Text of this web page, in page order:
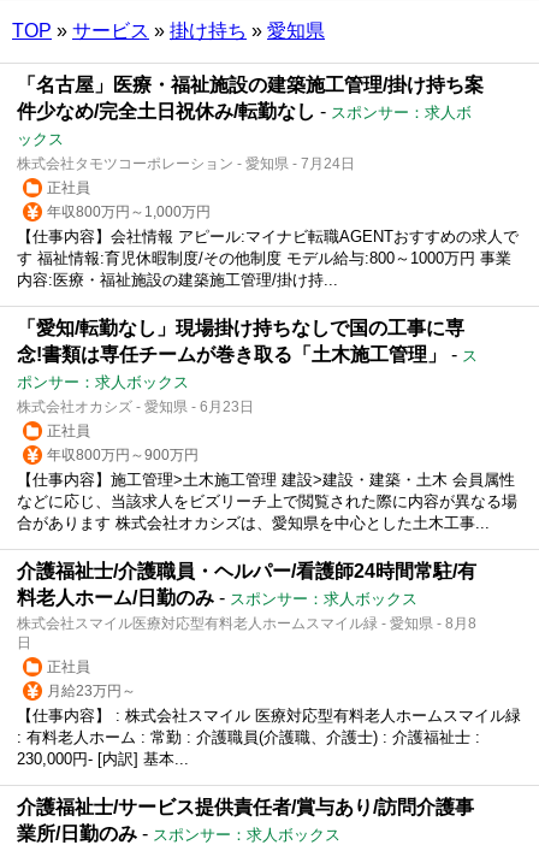
TOP » サービス » 掛け持ち » 愛知県
「名古屋」医療・福祉施設の建築施工管理/掛け持ち案
件少なめ/完全土日祝休み/転勤なし - スポンサー：求人ボ
ックス
株式会社タモツコーポレーション - 愛知県 - 7月24日
正社員
年収800万円～1,000万円
【仕事内容】会社情報 アピール:マイナビ転職AGENTおすすめの求人で
す 福祉情報:育児休暇制度/その他制度 モデル給与:800～1000万円 事業
内容:医療・福祉施設の建築施工管理/掛け持...
「愛知/転勤なし」現場掛け持ちなしで国の工事に専
念!書類は専任チームが巻き取る「土木施工管理」
- ス
ポンサー：求人ボックス
株式会社オカシズ - 愛知県 - 6月23日
正社員
年収800万円～900万円
【仕事内容】施工管理>土木施工管理 建設>建設・建築・土木 会員属性
などに応じ、当該求人をビズリーチ上で閲覧された際に内容が異なる場
合があります 株式会社オカシズは、愛知県を中心とした土木工事...
介護福祉士/介護職員・ヘルパー/看護師24時間常駐/有
料老人ホーム/日勤のみ - スポンサー：求人ボックス
株式会社スマイル医療対応型有料老人ホームスマイル緑 - 愛知県 - 8月8
日
正社員
月給23万円～
【仕事内容】 : 株式会社スマイル 医療対応型有料老人ホームスマイル緑
: 有料老人ホーム : 常勤 : 介護職員(介護職、介護士) : 介護福祉士 :
230,000円- [内訳] 基本...
介護福祉士/サービス提供責任者/賞与あり/訪問介護事
業所/日勤のみ - スポンサー：求人ボックス